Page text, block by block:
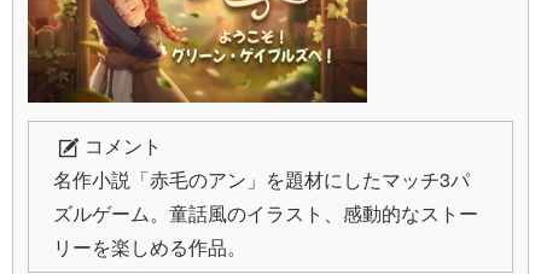
コメント
名作小説「赤毛のアン」を題材にしたマッチ3パ
ズルゲーム。童話風のイラスト、感動的なストー
リーを楽しめる作品。